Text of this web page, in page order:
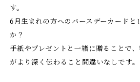
す。
6月生まれの方へのバースデーカードと
か？
手紙やプレゼントと一緒に贈ることで
がより深く伝わること間違いなしです。